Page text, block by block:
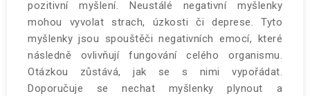
pozitivní myšlení. Neustálé negativní myšlenky
mohou vyvolat strach, úzkosti či deprese. Tyto
myšlenky jsou spouštěči negativních emocí, které
následně ovlivňují fungování celého organismu.
Otázkou zůstává, jak se s nimi vypořádat.
Doporučuje se nechat myšlenky plynout a